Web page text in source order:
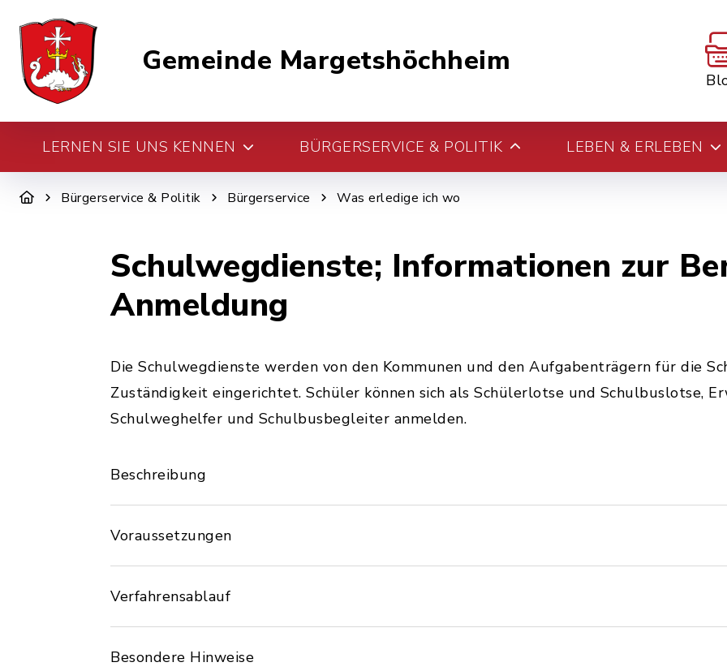
Gemeinde Margetshöchheim
LERNEN SIE UNS KENNEN BÜRGERSERVICE & POLITIK LEBEN & ERLEBEN
Bürgerservice & Politik Bürgerservice Was erledige ich wo
Schulwegdienste; Informationen zur
Anmeldung
Die Schulwegdienste werden von den Kommunen und den Aufgabenträgern für die
Zuständigkeit eingerichtet. Schüler können sich als Schülerlotse und Schulbuslotse,
Schulweghelfer und Schulbusbegleiter anmelden.
Beschreibung
Voraussetzungen
Verfahrensablauf
Besondere Hinweise